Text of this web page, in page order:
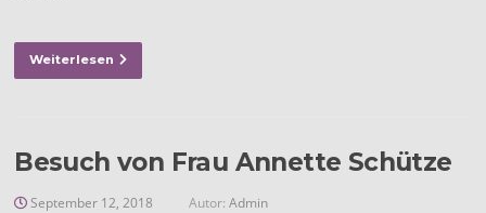
Weiterlesen
Besuch von Frau Annette Schütze
September 12, 2018 Autor:Admin